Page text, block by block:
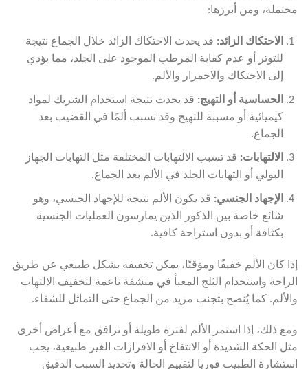
محتملة، ومن أبرزها:
الاحتكاك الزائد: قد يحدث الاحتكاك الزائد خلال الجماع نتيجة
للتوتر أو عدم كفاية المرطب الموجود على الجلد، مما يؤدي
إلى الاحتكاك والاحمرار والألم.
الحساسية أو التهيج: قد يحدث نتيجة استخدام الشريك لمواد
كيميائية أو مسببة للتهيج وقد تسبب ألمًا في القضيب بعد
الجماع.
الالتهابات: قد تسبب الالتهابات المختلفة مثل التهابات الجهاز
البولي أو التهابات الجلد في الألم بعد الجماع.
الإجهاد الجنسي: قد يكون الألم نتيجة للإجهاد الجنسي، وهو
شائع خاصة بين الذكور الذين يمارسون العمليات الجنسية
بكثافة أو بدون استراحة كافية.
إذا كان الألم خفيفًا ومؤقتًا، يمكن تخفيفه بشكل طبيعي عن طريق
الراحة واستخدام الثلج المعبأ في منشفة ناعمة لتخفيف الالتهاب
والألم. كما يُنصح بتجنب مزيد من الجماع حتى التماثل للشفاء.
ومع ذلك، إذا استمر الألم لفترة طويلة أو ترافق مع أعراض أخرى
مثل الحكة الشديدة أو الانتفاخ أو الافرازات الغير طبيعية، يجب
استشارة الطبيب فوريا لتقييم الحالة وتحديد السبب الدقيق